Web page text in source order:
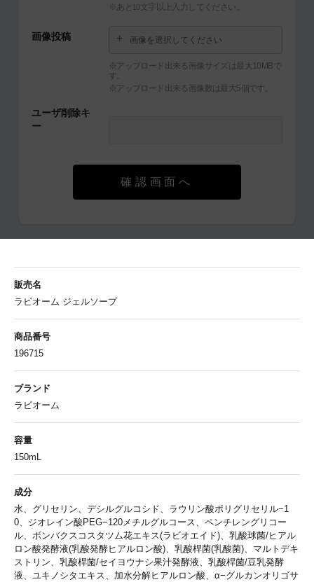
※あと 10 文字以上入力してください。
画像投稿 画像を選択してください
※アップロード出来る画像サイズは最大10MBで
す。
※アップロード出来る画像数は最大5個です。
ユーザ削除キ
ー
確認画面へ
販売名
ラビオーム ジェルソープ
商品番号
196715
ブランド
ラビオーム
容量
150mL
成分
水、グリセリン、デシルグルコシド、ラウリン酸ポリグリセリル−1
0、ジオレイン酸PEG−120メチルグルコース、ペンチレングリコー
ル、ボンバクスコスタツム花エキス(ラビオエイド)、乳酸球菌/ヒアル
ロン酸発酵液(乳酸発酵ヒアルロン酸)、乳酸桿菌(乳酸菌)、マルトデキ
ストリン、乳酸桿菌/セイヨウナシ果汁発酵液、乳酸桿菌/豆乳発酵
液、ユキノシタエキス、加水分解ヒアルロン酸、α−グルカンオリゴサ